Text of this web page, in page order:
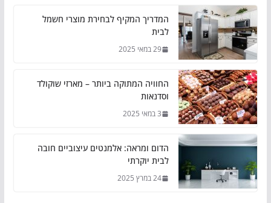
המדריך המקיף לבחירת מוצרי חשמל
לבית
29 במאי 2025
החוויה המתוקה ביותר – מארזי שוקולד
וסדנאות
3 במאי 2025
הדום ומראה: אלמנטים עיצוביים חובה
לבית יוקרתי
24 במרץ 2025